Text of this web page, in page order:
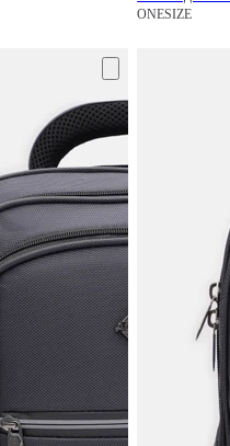
ONESIZE